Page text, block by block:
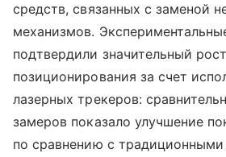
средств, связанных с заменой
механизмов.
подтвердили значительный
позиционирования за счет
лазерных трекеров:
замеров показало улучшение
по сравнению с